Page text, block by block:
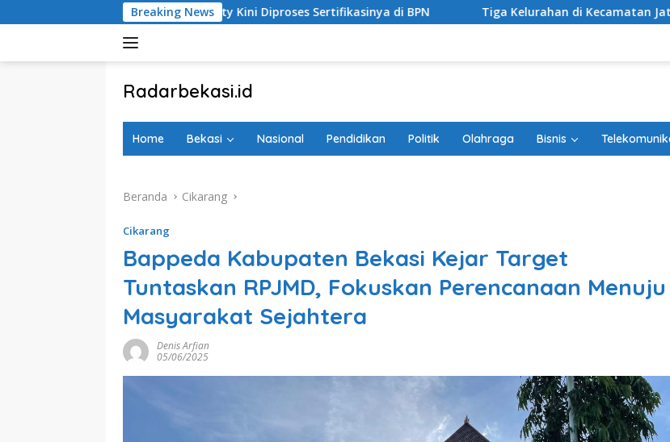
ke
Breaking News
PSU Sentul City Kini Diproses Sertifikasinya di BPN Tiga Kelurahan di Kecamatan Jatiasih Belum Cairkan
Radarbekasi.id
Bekasi
Home Bekasi Nasional Pendidikan Politik Olahraga Bisnis
Beranda Cikarang
Cikarang
Bappeda Kabupaten Bekasi Kejar Target
Tuntaskan RPJMD, Fokuskan Perencanaan Menuju
Masyarakat Sejahtera
Denis Arfian
05/06/2025